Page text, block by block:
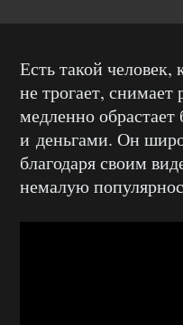
Есть такой человек,
не трогает, снимает
медленно
и деньгами. Он
благодаря своим
немалую